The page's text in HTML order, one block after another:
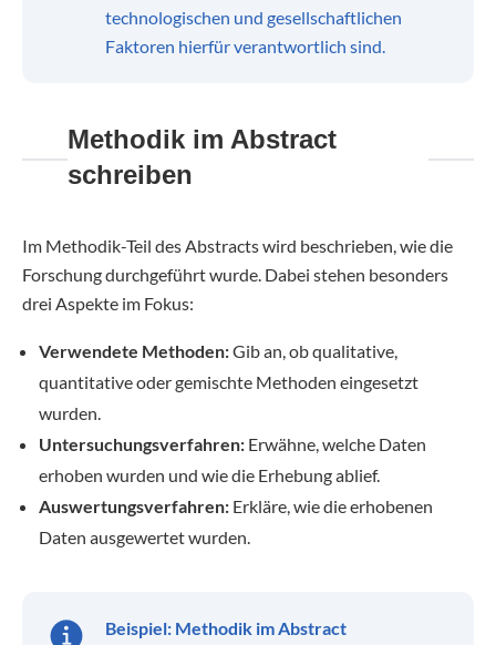
technologischen und gesellschaftlichen
Faktoren hierfür verantwortlich sind.
Methodik im Abstract
schreiben
Im Methodik-Teil des Abstracts wird beschrieben, wie die
Forschung durchgeführt wurde. Dabei stehen besonders
drei Aspekte im Fokus:
Verwendete Methoden:Gib an, ob qualitative,
quantitative oder gemischte Methoden eingesetzt
wurden.
Untersuchungsverfahren: Erwähne, welche Daten
erhoben wurden und wie die Erhebung ablief.
Auswertungsverfahren: Erkläre, wie die erhobenen
Daten ausgewertet wurden.
Beispiel: Methodik im Abstract